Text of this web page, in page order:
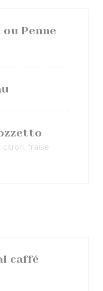
Penne
citron, fraise
caffé